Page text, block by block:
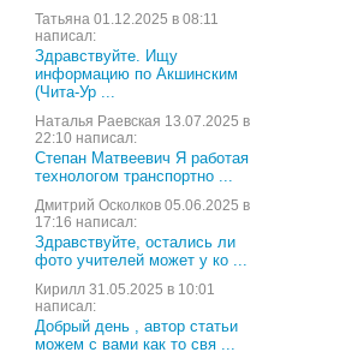
Татьяна 01.12.2025 в 08:11
написал:
Здравствуйте. Ищу
информацию по Акшинским
(Чита-Ур ...
Наталья Раевская 13.07.2025 в
22:10 написал:
Степан Матвеевич Я работая
технологом транспортно ...
Дмитрий Осколков 05.06.2025 в
17:16 написал:
Здравствуйте, остались ли
фото учителей может у ко ...
Кирилл 31.05.2025 в 10:01
написал:
Добрый день , автор статьи
можем с вами как то свя ...